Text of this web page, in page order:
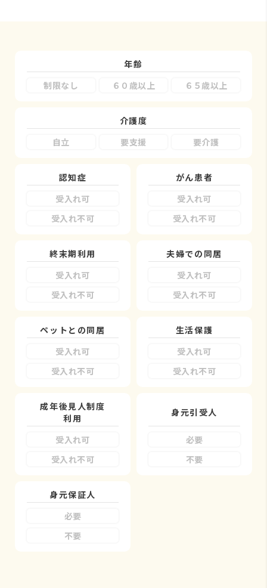
年齢
制限なし
６０歳以上 ６５歳以上
介護度
自立
要支援 要介護
認知症
受入れ可
受入れ不可
がん患者
受入れ可
受入れ不可
終末期利用
受入れ可
受入れ不可
夫婦での同居
受入れ可
受入れ不可
ペットとの同居
受入れ可
受入れ不可
生活保護
受入れ可
受入れ不可
成年後見人制度
利用
受入れ可
受入れ不可
身元引受人
必要
不要
身元保証人
必要
不要